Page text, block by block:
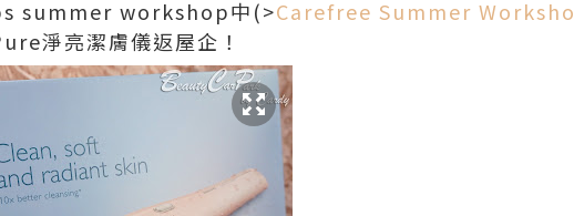
summer workshop中(>Carefree Summer
淨亮潔膚儀返屋企！